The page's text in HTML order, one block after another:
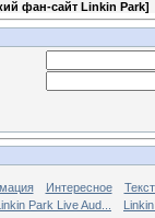
фан-сайт Linkin Park]
Интересное
Linkin Park Live Aud...